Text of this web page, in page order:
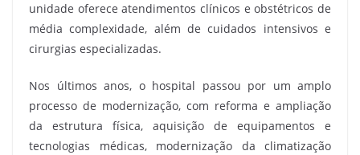
unidade oferece atendimentos clínicos e obstétricos de
média complexidade, além de cuidados intensivos e
cirurgias especializadas.
Nos últimos anos, o hospital passou por um amplo
processo de modernização, com reforma e ampliação
da estrutura física, aquisição de equipamentos e
tecnologias médicas, modernização da climatização